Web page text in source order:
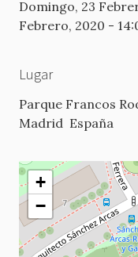
Domingo, 23
Febrero, 2020 -
Lugar
Parque Francos
Madrid España
+
−